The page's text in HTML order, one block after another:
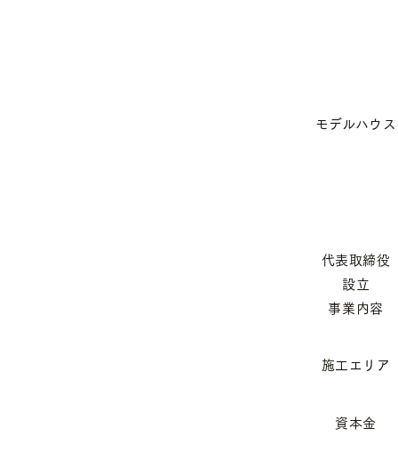
モデルハウス
代表取締役
設立
事業内容
施工エリア
資本金